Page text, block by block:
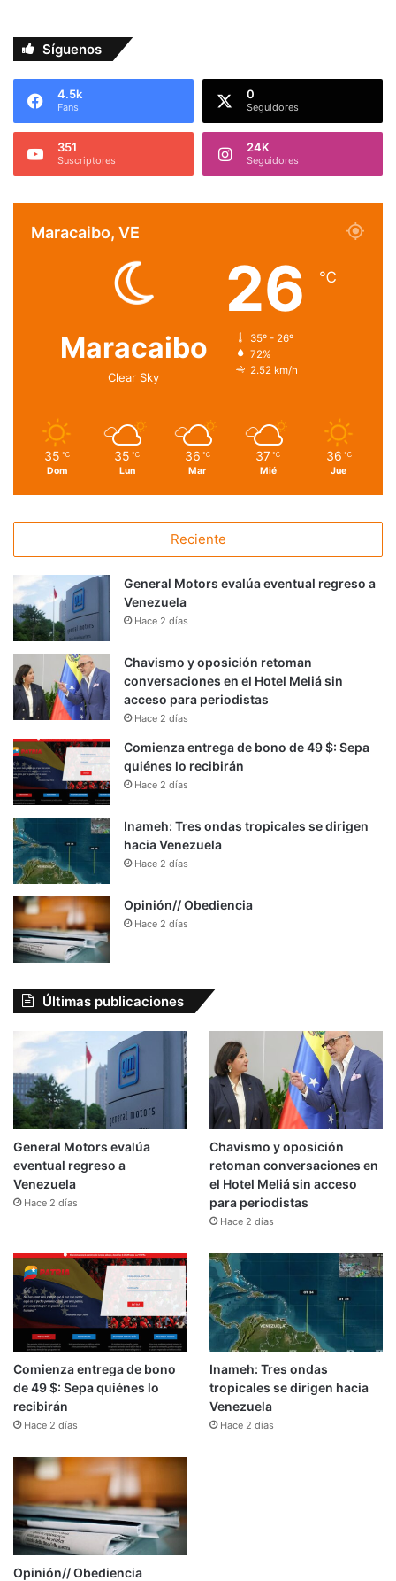
Síguenos
4.5k
Fans
0
Seguidores
351
Suscriptores
24K
Seguidores
Maracaibo, VE
Maracaibo
Clear Sky
26 ℃
35º - 26º
72%
2.52 km/h
35 ℃
Dom
35 ℃
Lun
36 ℃
Mar
37 ℃
Mié
36 ℃
Jue
Reciente
General Motors evalúa eventual regreso a
Venezuela
Hace 2 días
Chavismo y oposición retoman
conversaciones en el Hotel Meliá sin
acceso para periodistas
Hace 2 días
Comienza entrega de bono de 49 $: Sepa
quiénes lo recibirán
Hace 2 días
Inameh: Tres ondas tropicales se dirigen
hacia Venezuela
Hace 2 días
Opinión// Obediencia
Hace 2 días
Últimas publicaciones
General Motors evalúa
eventual regreso a
Venezuela
Hace 2 días
Chavismo y oposición
retoman conversaciones en
el Hotel Meliá sin acceso
para periodistas
Hace 2 días
Comienza entrega de bono
de 49 $: Sepa quiénes lo
recibirán
Hace 2 días
Inameh: Tres ondas
tropicales se dirigen hacia
Venezuela
Hace 2 días
Opinión// Obediencia